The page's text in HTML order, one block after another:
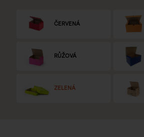
ČERVENÁ
RŮŽOVÁ
ZELENÁ